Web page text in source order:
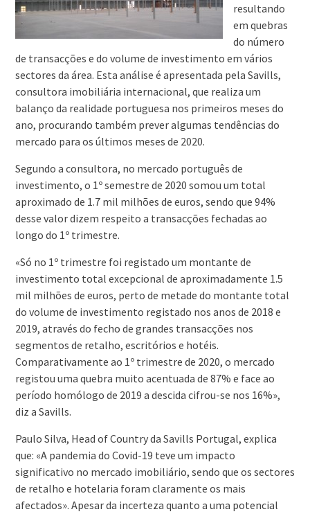
resultando
em quebras
do número
de transacções e do volume de investimento em vários
sectores da área. Esta análise é apresentada pela Savills,
consultora imobiliária internacional, que realiza um
balanço da realidade portuguesa nos primeiros meses do
ano, procurando também prever algumas tendências do
mercado para os últimos meses de 2020.
Segundo a consultora, no mercado português de
investimento, o 1º semestre de 2020 somou um total
aproximado de 1.7 mil milhões de euros, sendo que 94%
desse valor dizem respeito a transacções fechadas ao
longo do 1º trimestre.
«Só no 1º trimestre foi registado um montante de
investimento total excepcional de aproximadamente 1.5
mil milhões de euros, perto de metade do montante total
do volume de investimento registado nos anos de 2018 e
2019, através do fecho de grandes transacções nos
segmentos de retalho, escritórios e hotéis.
Comparativamente ao 1º trimestre de 2020, o mercado
registou uma quebra muito acentuada de 87% e face ao
período homólogo de 2019 a descida cifrou-se nos 16%»,
diz a Savills.
Paulo Silva, Head of Country da Savills Portugal, explica
que: «A pandemia do Covid-19 teve um impacto
significativo no mercado imobiliário, sendo que os sectores
de retalho e hotelaria foram claramente os mais
afectados». Apesar da incerteza quanto a uma potencial